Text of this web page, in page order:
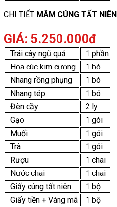
CHI TIẾT MÂM CÚNG TẤT NIÊN
GIÁ: 5.250.000đ
Trái cây ngũ quả
1 phần
Hoa cúc kim cương
1 bó
Nhang rồng phụng
1 bó
Nhang tép
1 bó
Đèn cầy
2 ly
Gạo
1 gói
Muối
1 gói
Trà
1 gói
Rượu
1 chai
Nước chai
1 chai
Giấy cúng tất niên
1 bộ
Giấy tiền + Vàng mã
1 bộ